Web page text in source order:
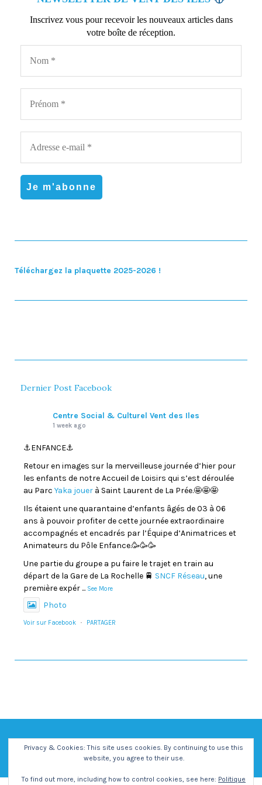
Inscrivez vous pour recevoir les nouveaux articles dans
votre boîte de réception.
Téléchargez la plaquette 2025-2026 !
Dernier Post Facebook
Centre Social & Culturel Vent des Iles
1 week ago
⚓️ENFANCE⚓️
Retour en images sur la merveilleuse journée d’hier pour
les enfants de notre Accueil de Loisirs qui s’est déroulée
au Parc Yaka jouer à Saint Laurent de La Prée.🤩🤩🤩
Ils étaient une quarantaine d’enfants âgés de 03 à 06
ans à pouvoir profiter de cette journée extraordinaire
accompagnés et encadrés par l’Équipe d’Animatrices et
Animateurs du Pôle Enfance.🥳🥳🥳
Une partie du groupe a pu faire le trajet en train au
départ de la Gare de La Rochelle 🚆 SNCF Réseau, une
première expér ... See More
Photo
Voir sur Facebook · PARTAGER
Privacy & Cookies: This site uses cookies. By continuing to use this
website, you agree to their use.
To find out more, including how to control cookies, see here: Politique